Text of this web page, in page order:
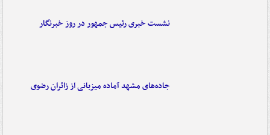
نشست خبری رئیس جمهور در روز خبرنگار
جاده‌های مشهد آماده میزبانی از زائران رضوی